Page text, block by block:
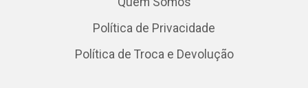
Política de Privacidade
Política de Troca e Devolução